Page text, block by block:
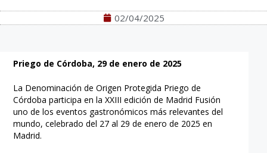
02/04/2025
Priego de Córdoba, 29 de enero de 2025
La Denominación de Origen Protegida Priego de
Córdoba participa en la XXIII edición de Madrid Fusión
uno de los eventos gastronómicos más relevantes del
mundo, celebrado del 27 al 29 de enero de 2025 en
Madrid.